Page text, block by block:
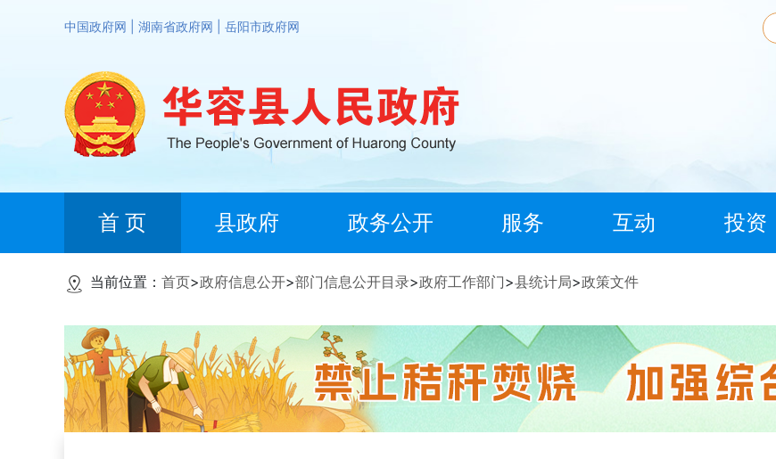
中国政府网 湖南省政府网 岳阳市政府网
首 页 县政府 政务公开 服务 互动 投资
当前位置： 首页>政府信息公开>部门信息公开目录>政府工作部门>县统计局>政策文件